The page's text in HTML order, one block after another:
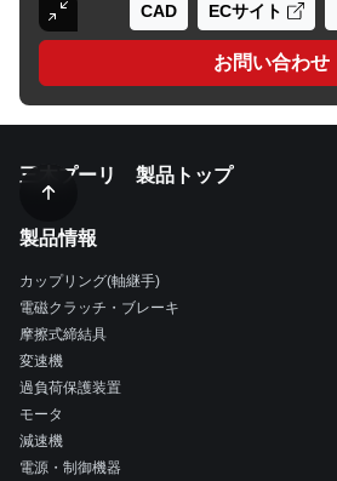
CAD ECサイト
お問い合わせ
三木プーリ 製品トップ
製品情報
カップリング(軸継手)
電磁クラッチ・ブレーキ
摩擦式締結具
変速機
過負荷保護装置
モータ
減速機
電源・制御機器